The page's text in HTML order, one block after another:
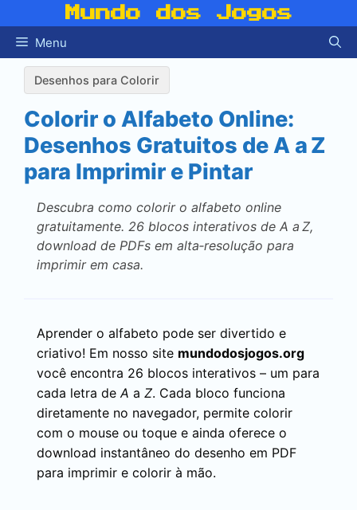
para
conteúdo
Mundo dos Jogos
Menu
Desenhos para Colorir
Colorir o Alfabeto Online:
Desenhos Gratuitos de A a Z
para Imprimir e Pintar
Descubra como colorir o alfabeto online
gratuitamente. 26 blocos interativos de A a Z,
download de PDFs em alta‑resolução para
imprimir em casa.
Aprender o alfabeto pode ser divertido e
criativo! Em nosso site mundodosjogos.org
você encontra 26 blocos interativos – um para
cada letra deA a Z. Cada bloco funciona
diretamente no navegador, permite colorir
com o mouse ou toque e ainda oferece o
download instantâneo do desenho em PDF
para imprimir e colorir à mão.